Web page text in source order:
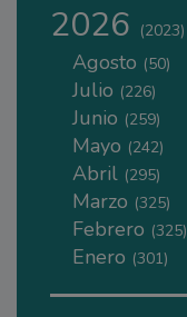
2026 (2023)
Agosto (50)
Julio (226)
Junio (259)
Mayo (242)
Abril (295)
Marzo (325)
Febrero (325)
Enero (301)